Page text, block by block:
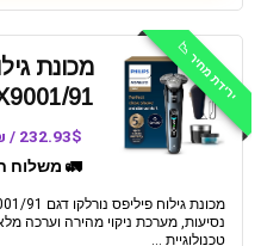
ירידת מחיר 📉
מכונת
91
232.93$ / 757₪
🚛 משלוח
נסיעות, מערכת ניקוי מהירה וערכה
טכנולוגיית ...